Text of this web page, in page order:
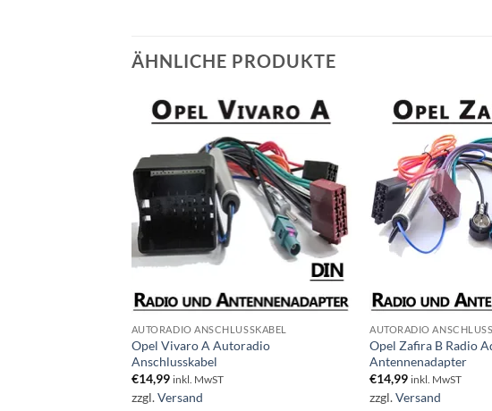
ÄHNLICHE PRODUKTE
AUTORADIO ANSCHLUSSKABEL
Opel Vivaro A Autoradio
Anschlusskabel
€14,99 inkl. MwST
zzgl.Versand
AUTORADIO
Opel Zafira B Radio
Antennenadapter
€14,99 inkl. MwST
zzgl.Versand